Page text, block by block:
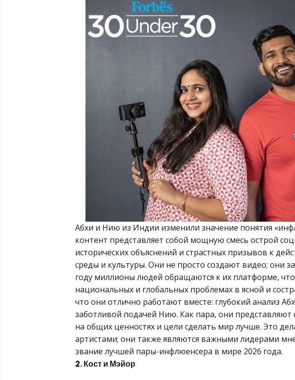
Абхи и Нию из Индии изменили значение понятия
контент представляет собой мощную смесь острой
исторических объяснений и страстных призывов к
среды и культуры. Они не просто создают видео; они
году миллионы людей обращаются к их платформе,
национальных и глобальных проблемах в ясной и
что они отлично работают вместе: глубокий анализ
заботливой подачей Нию. Как пара, они представляют
на общих ценностях и цели сделать мир лучше. Это
артистами; они также являются важными лидерами
звание лучшей пары-инфлюенсера в мире 2026 года.
2. Кост и Мэйор